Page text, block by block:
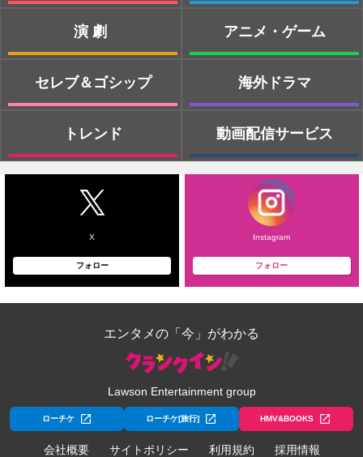
演劇
セレブ＆ゴシップ
トレンド
アニメ・ゲーム
海外ドラマ
動画配信サービス
X
フォロー
Instagram
フォロー
エンタメの「今」がわかる
Lawson Entertainment group
ローチケ ローチケ[旅行] HMV&BOOKS
会社概要 サイトポリシー 利用規約 採用情報